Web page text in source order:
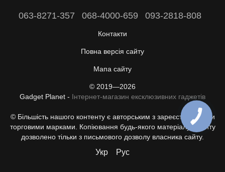
063-8271-357 068-4000-659 093-2818-808
Контакти
Повна версія сайту
Мапа сайту
© 2019—2026
Gadget Planet - Інтернет-магазин ексклюзивних гаджетів
© Більшість нашого контенту є авторським з зареєстрованими
торговими марками. Копіювання будь-якого матеріалу з сайту
дозволено тільки з письмового дозволу власника сайту.
Укр Рус